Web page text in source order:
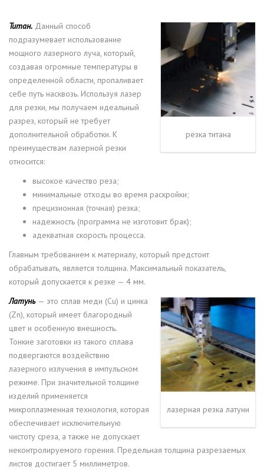
резка титана
Титан. Данный способ
подразумевает использование
мощного лазерного луча, который,
создавая огромные температуры в
определенной области, пропаливает
себе путь насквозь. Используя лазер
для резки, мы получаем идеальный
разрез, который не требует
дополнительной обработки. К
преимуществам лазерной резки
относится:
высокое качество реза;
минимальные отходы во время раскройки;
прецизионная (точная) резка;
надежность (программа не изготовит брак);
адекватная скорость процесса.
Главным требованием к материалу, который предстоит
обрабатывать, является толщина. Максимальный показатель,
который допускается к резке — 4 мм.
лазерная резка латуни
Латунь — это сплав меди (Cu) и цинка
(Zn), который имеет благородный
цвет и особенную внешность.
Тонкие заготовки из такого сплава
подвергаются воздействию
лазерного излучения в импульсном
режиме. При значительной толщине
изделий применяется
микроплазменная технология, которая
обеспечивает исключительную
чистоту среза, а также не допускает
неконтролируемого горения. Предельная толщина разрезаемых
листов достигает 5 миллиметров.